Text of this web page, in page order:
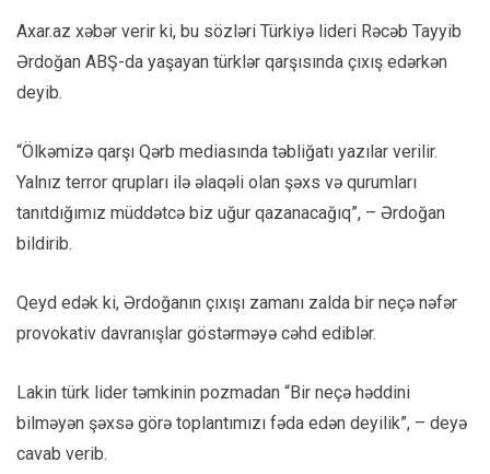
Axar.az xəbər verir ki, bu sözləri Türkiyə lideri Rəcəb Tayyib
Ərdoğan ABŞ-da yaşayan türklər qarşısında çıxış edərkən
deyib.
“Ölkəmizə qarşı Qərb mediasında təbliğatı yazılar verilir.
Yalnız terror qrupları ilə əlaqəli olan şəxs və qurumları
tanıtdığımız müddətcə biz uğur qazanacağıq”, – Ərdoğan
bildirib.
Qeyd edək ki, Ərdoğanın çıxışı zamanı zalda bir neçə nəfər
provokativ davranışlar göstərməyə cəhd ediblər.
Lakin türk lider təmkinin pozmadan “Bir neçə həddini
bilməyən şəxsə görə toplantımızı fəda edən deyilik”, – deyə
cavab verib.